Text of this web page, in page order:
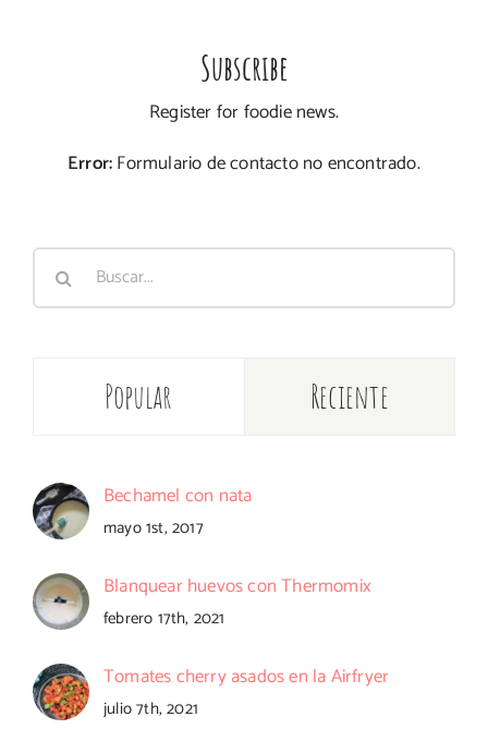
Subscribe
Register for foodie news.
Error:Formulario de contacto no encontrado.
Popular Reciente
Bechamel con nata
mayo 1st, 2017
Blanquear huevos con Thermomix
febrero 17th, 2021
Tomates cherry asados en la Airfryer
julio 7th, 2021